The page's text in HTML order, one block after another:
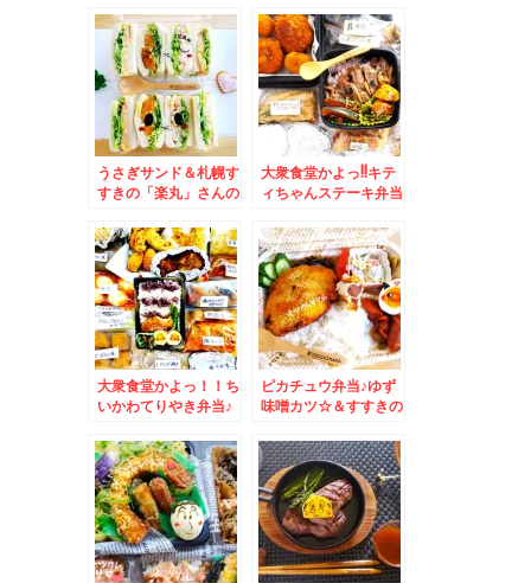
ちさんの冷やし中華が
美味しい件＾＾
ングデー＆佐呂間町で
焼肉といえば「焼肉ブ
ータン」さん秘伝のタ
レ絶品(*´艸`*)サガリ
とホルモン♪
うさぎサンド＆札幌す
すきの「楽丸」さんの
品すぎて今まで教えた
くなかったお店(*´艸
`*)
大衆食堂かよっ!!キテ
ィちゃんステーキ弁当
由仁町「東京ホルモ
ン」さんの味噌ホルモ
ン絶品～今日は子袋が
あった～(*´艸`*)
大衆食堂かよっ！！ち
いかわてりやき弁当♪
清田区「GAJA」ガヤ
清田店さんで焼肉～～
～～♪(*´艸`*)
ピカチュウ弁当♪ゆず
味噌カツ☆＆すすきの
さんの「チャーハン」